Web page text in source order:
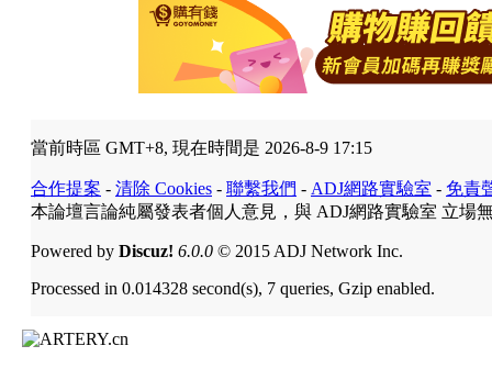
當前時區 GMT+8, 現在時間是 2026-8-9 17:15
合作提案 - 清除 Cookies - 聯繫我們 - ADJ網路實驗室 - 免責
本論壇言論純屬發表者個人意見，與 ADJ網路實驗室 立場
Powered by Discuz! 6.0.0 © 2015 ADJ Network Inc.
Processed in 0.014328 second(s), 7 queries, Gzip enabled.